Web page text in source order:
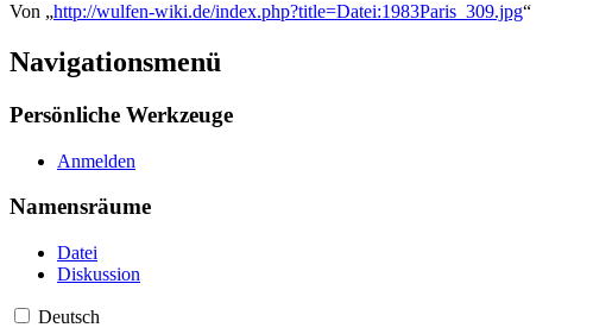
Von „http://wulfen-wiki.de/index.php?title=Datei:1983Paris_309.jpg“
Navigationsmenü
Persönliche Werkzeuge
Anmelden
Namensräume
Datei
Diskussion
Deutsch